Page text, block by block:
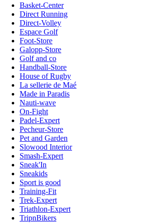
Basket-Center
Direct Running
Direct-Volley
Espace Golf
Foot-Store
Galopp-Store
Golf and co
Handball-Store
House of Rugby
La sellerie de Maé
Made in Paradis
Nauti-wave
On-Fight
Padel-Expert
Pecheur-Store
Pet and Garden
Slowood Interior
Smash-Expert
Sneak'In
Sneakids
Sport is good
Training-Fit
Trek-Expert
Triathlon-Expert
TripnBikers